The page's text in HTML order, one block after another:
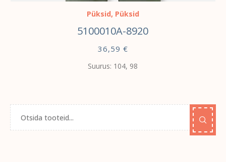
Püksid, Püksid
5100010A-8920
36,59 €
Suurus: 104, 98